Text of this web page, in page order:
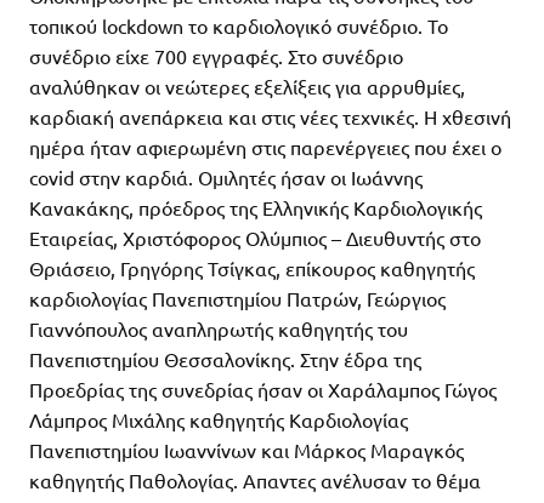
τοπικού lockdown το καρδιολογικό συνέδριο. Το
συνέδριο είχε 700 εγγραφές. Στο συνέδριο
αναλύθηκαν οι νεώτερες εξελίξεις για αρρυθμίες,
καρδιακή ανεπάρκεια και στις νέες τεχνικές. Η χθεσινή
ημέρα ήταν αφιερωμένη στις παρενέργειες που έχει ο
covid στην καρδιά. Ομιλητές ήσαν οι Ιωάννης
Κανακάκης, πρόεδρος της Ελληνικής Καρδιολογικής
Εταιρείας, Χριστόφορος Ολύμπιος – Διευθυντής στο
Θριάσειο, Γρηγόρης Τσίγκας, επίκουρος καθηγητής
καρδιολογίας Πανεπιστημίου Πατρών, Γεώργιος
Γιαννόπουλος αναπληρωτής καθηγητής του
Πανεπιστημίου Θεσσαλονίκης. Στην έδρα της
Προεδρίας της συνεδρίας ήσαν οι Χαράλαμπος Γώγος
Λάμπρος Μιχάλης καθηγητής Καρδιολογίας
Πανεπιστημίου Ιωαννίνων και Μάρκος Μαραγκός
καθηγητής Παθολογίας. Απαντες ανέλυσαν το θέμα